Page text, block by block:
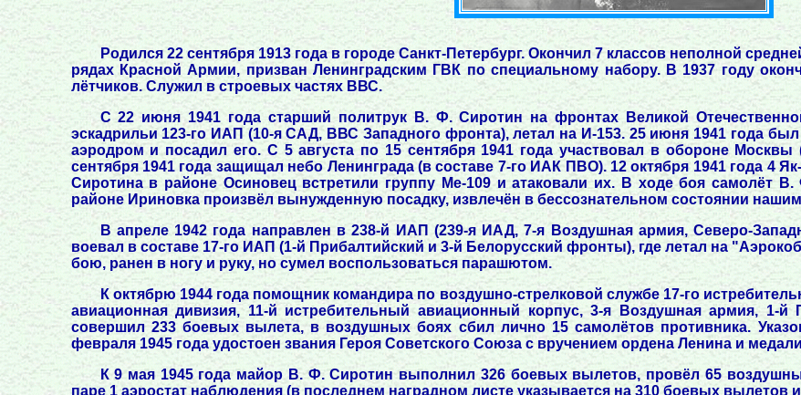
Родился 22 сентября 1913 года в городе Санкт-Петербург. Окончил 7 классов неполной
рядах Красной Армии, призван Ленинградским ГВК по специальному набору. В 1937 году
лётчиков. Служил в строевых частях ВВС.
С 22 июня 1941 года старший политрук В. Ф. Сиротин на фронтах Великой
эскадрильи 123-го ИАП (10-я САД, ВВС Западного фронта), летал на И-153. 25 июня 1941 года
аэродром и посадил его. С 5 августа по 15 сентября 1941 года участвовал в обороне
сентября 1941 года защищал небо Ленинграда (в составе 7-го ИАК ПВО). 12 октября 1941 года 4
Сиротина в районе Осиновец встретили группу Ме-109 и атаковали их. В ходе боя самолёт
районе Ириновка произвёл вынужденную посадку, извлечён в бессознательном состоянии
В апреле 1942 года направлен в 238-й ИАП (239-я ИАД, 7-я Воздушная армия, Северо-
воевал в составе 17-го ИАП (1-й Прибалтийский и 3-й Белорусский фронты), где летал на
бою, ранен в ногу и руку, но сумел воспользоваться парашютом.
К октябрю 1944 года помощник командира по воздушно-стрелковой службе 17-го
авиационная дивизия, 11-й истребительный авиационный корпус, 3-я Воздушная армия, 1-
совершил 233 боевых вылета, в воздушных боях сбил лично 15 самолётов противника.
февраля 1945 года удостоен звания Героя Советского Союза с вручением ордена Ленина и
К 9 мая 1945 года майор В. Ф. Сиротин выполнил 326 боевых вылетов, провёл 65
паре 1 аэростат наблюдения (в последнем наградном листе указывается на 310 боевых вылетов